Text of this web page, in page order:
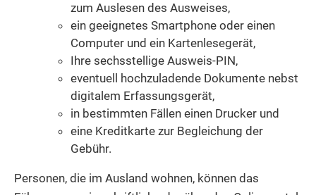
zum Auslesen des Ausweises,
ein geeignetes Smartphone oder einen
Computer und ein Kartenlesegerät,
Ihre sechsstellige Ausweis-PIN,
eventuell hochzuladende Dokumente nebst
digitalem Erfassungsgerät,
in bestimmten Fällen einen Drucker und
eine Kreditkarte zur Begleichung der
Gebühr.
Personen, die im Ausland wohnen, können das